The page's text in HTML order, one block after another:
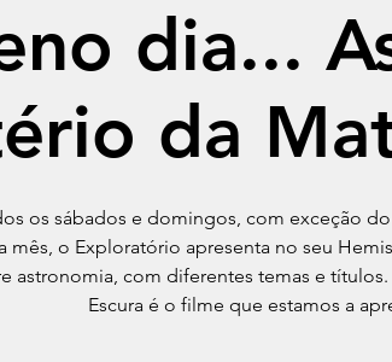
dia...
da
os sábados e domingos, com exceção
mês, o Exploratório apresenta no seu
astronomia, com diferentes temas e
Escura é o filme que estamos a